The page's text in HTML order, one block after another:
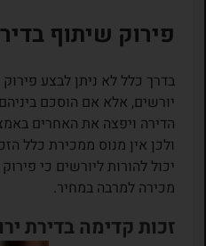
פירוק שיתוף
בדרך כלל לא ניתן לבצע
יורשים, אלא אם הוסכם
הדירה ויפצה את האחרים
ולכן אין מנוס ממכירת כלל
יכול להורות ליורשים כי
מכירה למרבה במחיר.
זכות קדימה בדירת